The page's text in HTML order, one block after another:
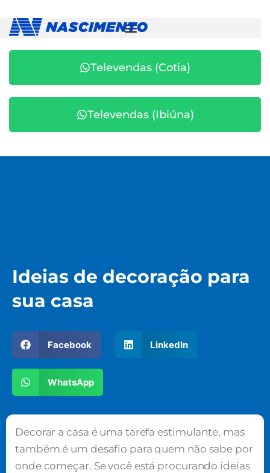
Televendas (Cotia)
Televendas (Ibiúna)
Ideias de decoração para
sua casa
Facebook LinkedIn
WhatsApp
Decorar a casa é uma tarefa estimulante, mas
também é um desafio para quem não sabe por
onde começar. Se você está procurando ideias